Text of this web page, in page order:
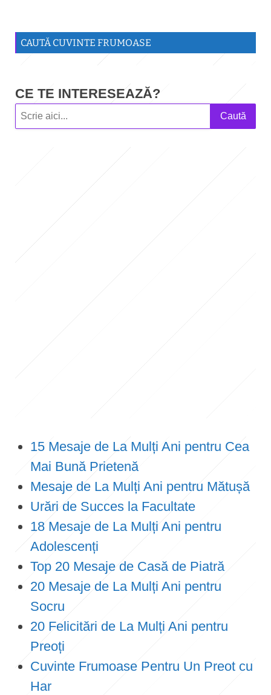
CAUTĂ CUVINTE FRUMOASE
CE TE INTERESEAZĂ?
Caută
15 Mesaje de La Mulți Ani pentru Cea
Mai Bună Prietenă
Mesaje de La Mulți Ani pentru Mătușă
Urări de Succes la Facultate
18 Mesaje de La Mulți Ani pentru
Adolescenți
Top 20 Mesaje de Casă de Piatră
20 Mesaje de La Mulți Ani pentru
Socru
20 Felicitări de La Mulți Ani pentru
Preoți
Cuvinte Frumoase Pentru Un Preot cu
Har